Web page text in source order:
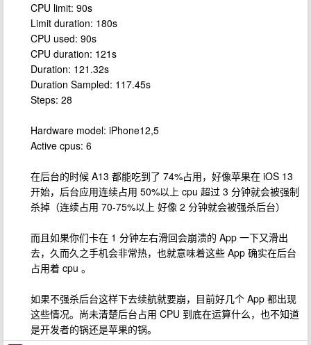
CPU limit: 90s
Limit duration: 180s
CPU used: 90s
CPU duration: 121s
Duration: 121.32s
Duration Sampled: 117.45s
Steps: 28
Hardware model: iPhone12,5
Active cpus: 6
在后台的时候 A13 都能吃到了 74%占用，好像苹果在 iOS 13
开始，后台应用连续占用 50%以上 cpu 超过 3 分钟就会被强制
杀掉（连续占用 70-75%以上 好像 2 分钟就会被强杀后台）
而且如果你们卡在 1 分钟左右滑回会崩溃的 App 一下又滑出
去，久而久之手机会非常热，也就意味着这些 App 确实在后台
占用着 cpu 。
如果不强杀后台这样下去续航就要崩，目前好几个 App 都出现
这些情况。尚未清楚后台占用 CPU 到底在运算什么，也不知道
是开发者的锅还是苹果的锅。